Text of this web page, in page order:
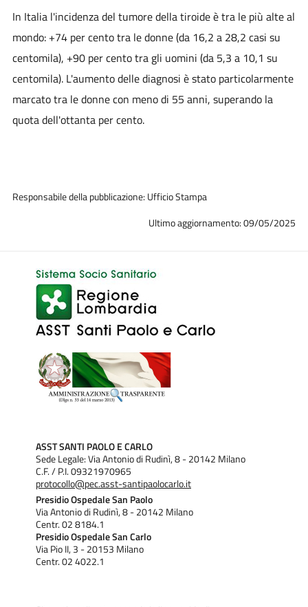
In Italia l'incidenza del tumore della tiroide è tra le più alte al
mondo: +74 per cento tra le donne (da 16,2 a 28,2 casi su
centomila), +90 per cento tra gli uomini (da 5,3 a 10,1 su
centomila). L'aumento delle diagnosi è stato particolarmente
marcato tra le donne con meno di 55 anni, superando la
quota dell'ottanta per cento.
Responsabile della pubblicazione: Ufficio Stampa
Ultimo aggiornamento: 09/05/2025
ASST SANTI PAOLO E CARLO
Sede Legale: Via Antonio di Rudinì, 8 - 20142 Milano
C.F. / P.I. 09321970965
protocollo@pec.asst-santipaolocarlo.it
Presidio Ospedale San Paolo
Via Antonio di Rudinì, 8 - 20142 Milano
Centr. 02 8184.1
Presidio Ospedale San Carlo
Via Pio II, 3 - 20153 Milano
Centr. 02 4022.1